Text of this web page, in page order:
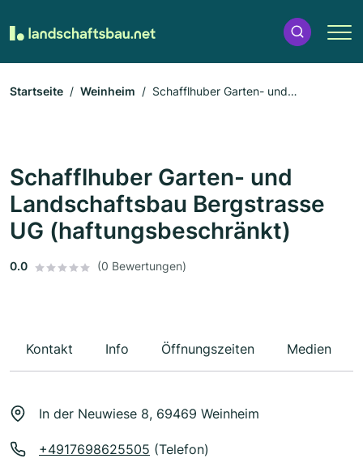
Startseite Weinheim
Schafflhuber Garten- und
Schafflhuber Garten- und
Landschaftsbau Bergstrasse
UG (haftungsbeschränkt)
0.0 (0 Bewertungen)
Kontakt Info Öffnungszeiten Medien
In der Neuwiese 8, 69469 Weinheim
+4917698625505 (Telefon)